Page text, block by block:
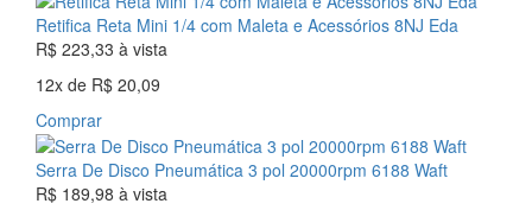
Retifica Reta Mini 1/4 com Maleta e Acessórios 8NJ Eda
R$ 223,33 à vista
12x de R$ 20,09
Comprar
Serra De Disco Pneumática 3 pol 20000rpm 6188 Waft
R$ 189,98 à vista